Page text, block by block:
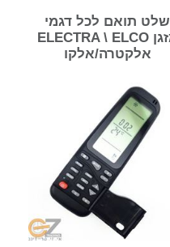
שלט תואם לכל דגמי
מזגן ELECTRA \ ELCO
אלקטרה/אלקו